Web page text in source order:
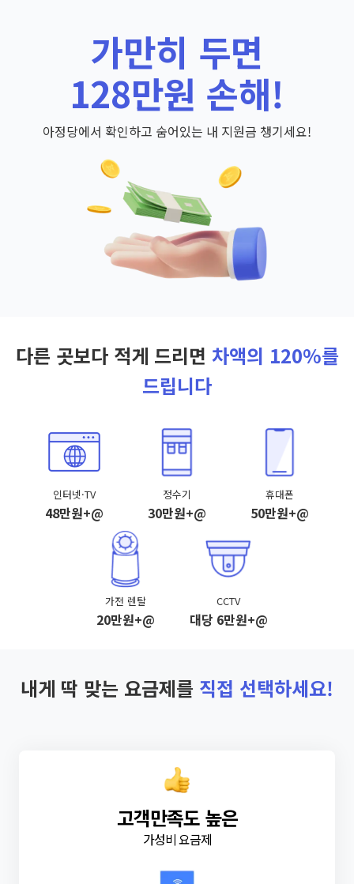
가만히 두면
128만원 손해!
아정당에서 확인하고 숨어있는 내 지원금 챙기세요!
다른 곳보다 적게 드리면 차액의 120%를
드립니다
인터넷·TV
48만원+@
정수기
30만원+@
휴대폰
50만원+@
가전 렌탈
20만원+@
CCTV
대당 6만원+@
내게 딱 맞는 요금제를 직접 선택하세요!
고객만족도 높은
가성비 요금제